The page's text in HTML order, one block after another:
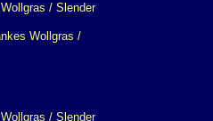
Wollgras /